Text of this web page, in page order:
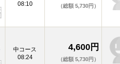
08:10
（総額 5,730円）
中コース
08:24
4,600円
（総額 5,730円）